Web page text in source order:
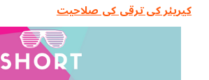
کیریئر کی ترقی کی صلاحیت